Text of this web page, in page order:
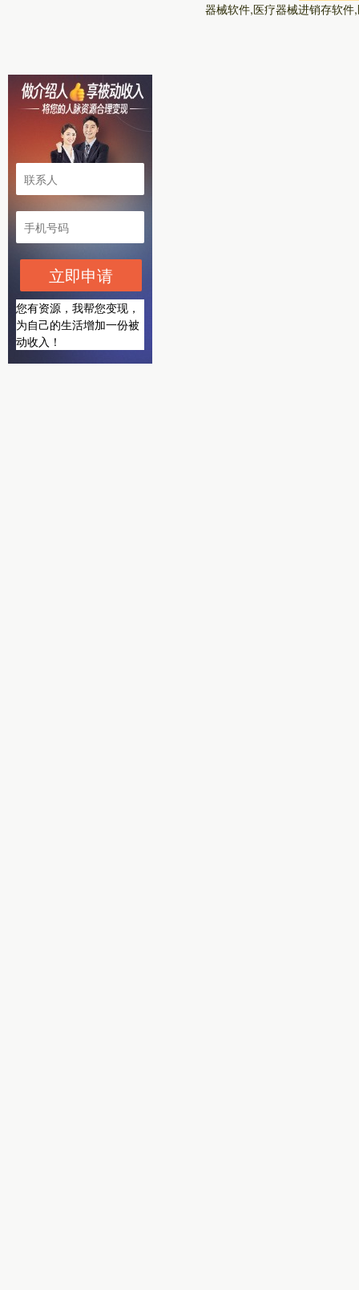
器械软件,医疗器械进销存软
立即申请
您有资源，我帮您变现，
为自己的生活增加一份被
动收入！